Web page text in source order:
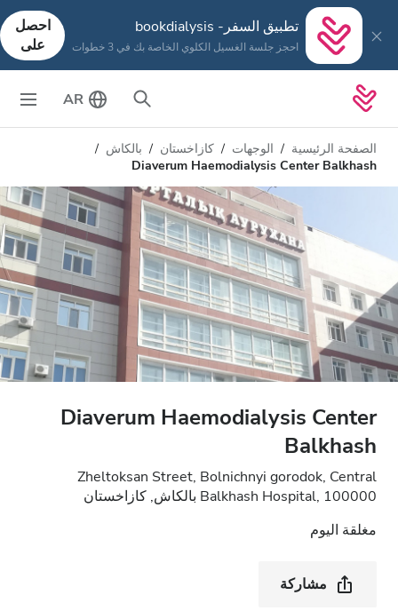
تطبيق السفر- bookdialysis
احجز جلسة الغسيل الكلوي الخاصة بك في 3 خطوات
احصل
على
AR
الصفحة الرئيسية الوجهات كازاخستان
بالكاش
Diaverum Haemodialysis Center Balkhash
Diaverum Haemodialysis Center
Balkhash
Zheltoksan Street, Bolnichnyi gorodok, Central
Balkhash Hospital, 100000 بالكاش, كازاخستان
مغلقة اليوم
مشاركة